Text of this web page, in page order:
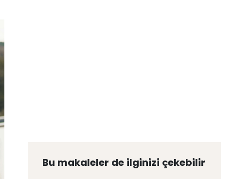
Bu makaleler de ilginizi çekebilir